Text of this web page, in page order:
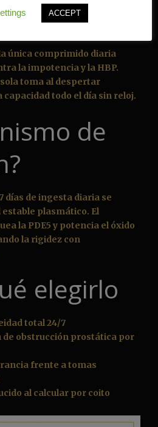
única comprimido diaria
la impotencia y la HBP.
toma al despertar
todo el día sin reloj.
de
días de ingesta diaria se
plasmático. El
la PDE5 y potencia el óxido
la rigidez con
elegirlo
total 24/7
de obstrucción prostática por
frente a tomas
al calcular por coito
ACCEPT